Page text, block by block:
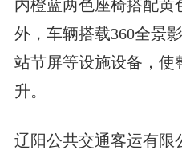
内橙蓝两色座椅搭配黄
外，车辆搭载360全景
站节屏等设施设备，使
升。
辽阳公共交通客运有限